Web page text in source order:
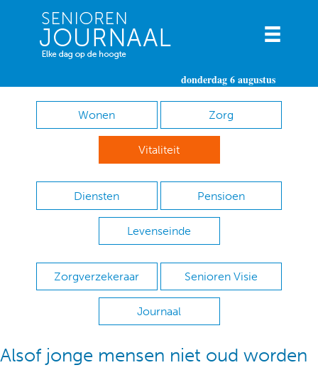
donderdag 6 augustus
Wonen Zorg
Vitaliteit
Diensten Pensioen
Levenseinde
Zorgverzekeraar Senioren Visie
Journaal
Alsof jonge mensen niet oud worden